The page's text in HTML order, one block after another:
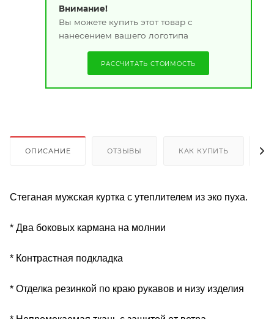
Внимание!
Вы можете купить этот товар с
нанесением вашего логотипа
РАССЧИТАТЬ СТОИМОСТЬ
ОПИСАНИЕ ОТЗЫВЫ КАК КУПИТЬ
Стеганая мужская куртка с утеплителем из эко пуха.
* Два боковых кармана на молнии
* Контрастная подкладка
* Отделка резинкой по краю рукавов и низу изделия